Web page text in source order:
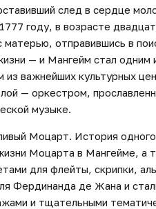
след в сердце
году, в возрасте
матерью, отправившись в
— и Мангейм стал одним
из важнейших культурных
— оркестром,
музыке.
Моцарт. История
Моцарта в Мангейме, а
для флейты, скрипки,
Фердинанда де Жана и
и тщательными